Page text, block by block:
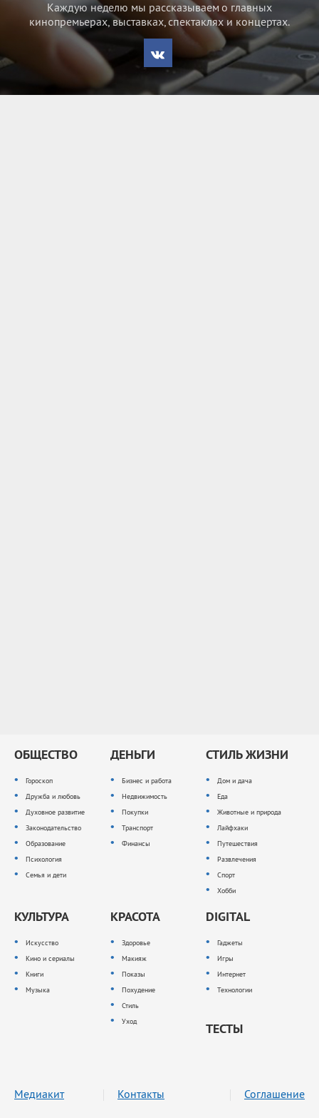
Каждую неделю мы рассказываем о главных
кинопремьерах, выставках, спектаклях и концертах.
ОБЩЕСТВО
Гороскоп
Дружба и любовь
Духовное развитие
Законодательство
Образование
Психология
Семья и дети
ДЕНЬГИ
Бизнес и работа
Недвижимость
Покупки
Транспорт
Финансы
СТИЛЬ ЖИЗНИ
Дом и дача
Еда
Животные и природа
Лайфхаки
Путешествия
Развлечения
Спорт
Хобби
КУЛЬТУРА
Искусство
Кино и сериалы
Книги
Музыка
КРАСОТА
Здоровье
Макияж
Показы
Похудение
Стиль
Уход
DIGITAL
Гаджеты
Игры
Интернет
Технологии
ТЕСТЫ
Медиакит Контакты Соглашение
Посмотреть значение и
происхождение